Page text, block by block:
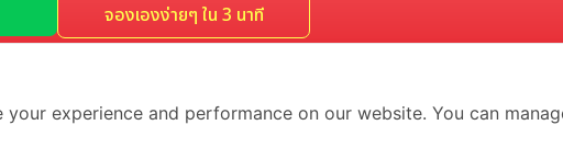
จองเองง่ายๆ ใน 3 นาที
experience and performance on our website. You can